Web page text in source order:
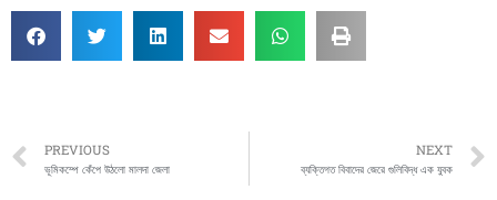
Prev
PREVIOUS
ভূমিকম্পে কেঁপে উঠলো মালদা জেলা
NEXT
ব্যক্তিগত বিবাদের জেরে গুলিবিদ্ধ এক যুবক